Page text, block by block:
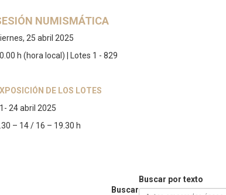
NUMISMÁTICA
25 abril 2025
h (hora local) | Lotes 1 - 829
DE LOS LOTES
24 abril 2025
– 14 / 16 – 19.30 h
Buscar
Buscar por texto